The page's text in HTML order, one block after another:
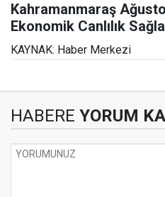
Kahramanmaraş
Ekonomik Canlılık
KAYNAK: Haber Merkezi
HABERE YORUM